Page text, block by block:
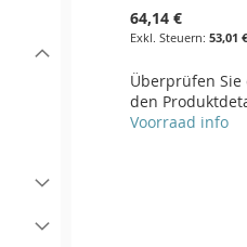
64,14 €
53,01 €
Überprüfen
den
Voorraad info